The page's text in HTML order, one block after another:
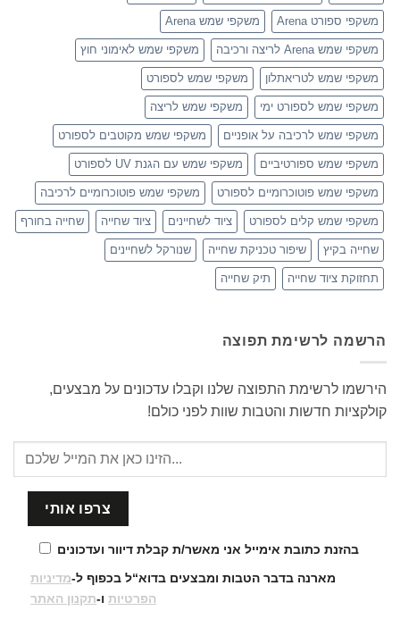
משקפי ספורט Arena משקפי שמש Arena
משקפי שמש Arena לריצה ורכיבה משקפי שמש לאימוני חוץ
משקפי שמש לטריאתלון משקפי שמש לספורט
משקפי שמש לספורט ימי משקפי שמש לריצה
משקפי שמש לרכיבה על אופניים משקפי שמש מקוטבים לספורט
משקפי שמש ספורטיביים משקפי שמש עם הגנת UV לספורט
משקפי שמש פוטוכרומיים לספורט משקפי שמש פוטוכרומיים לרכיבה
משקפי שמש קלים לספורט ציוד לשחיינים ציוד שחייה שחייה בחורף
שחייה בקיץ שיפור טכניקת שחייה שנורקל לשחיינים
תחזוקת ציוד שחייה תיק שחייה
הרשמה לרשימת תפוצה
הירשמו לרשימת התפוצה שלנו וקבלו עדכונים על מבצעים,
קולקציות חדשות והטבות שוות לפני כולם!
בהזנת כתובת אימייל אני מאשר/ת קבלת דיוור ועדכונים
מארנה בדבר הטבות ומבצעים בדוא“ל בכפוף ל-מדיניות
הפרטיותו-תקנון האתר